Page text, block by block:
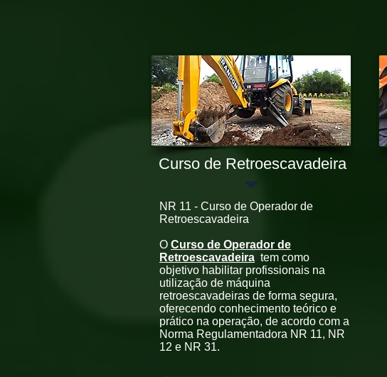
Curso de Retroescavadeira
NR 11 - Curso de Operador de
Retroescavadeira
O Curso de Operador de
Retroescavadeira tem como
objetivo habilitar profissionais na
utilização de máquina
retroescavadeiras de forma segura,
oferecendo conhecimento teórico e
prático na operação, de acordo com a
Norma Regulamentadora NR 11, NR
12 e NR 31.